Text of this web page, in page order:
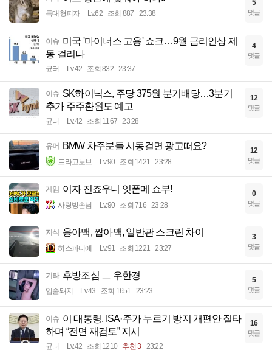
특대형피자 Lv.62 조회 887 23:38
5
댓글
이슈 미국 '마이너스 고용' 쇼크…9월 금리인상 제
동 걸리나
균터 Lv.42 조회 832 23:37
4
댓글
이슈 SK하이닉스, 주당 375원 분기배당…3분기
추가 주주환원도 예고
균터 Lv.42 조회 1167 23:28
12
댓글
유머 BMW 차주분들 시동걸면 광고떠요?
드라고노브 Lv.90 조회 1421 23:28
12
댓글
게임 이자 진죠우니 잇폰메 쇼부!
사랑방손님 Lv.90 조회 716 23:28
0
댓글
지식 용아맥, 짭아맥, 일반관 스크린 차이
히스파니에 Lv.91 조회 1221 23:27
3
댓글
기타 후방조심 ㅡ 우한경
입술돼지 Lv.43 조회 1651 23:23
5
댓글
이슈 이 대통령, ISA·주가 누르기 방지 개편안 질타
하며 “전면 재검토” 지시
균터 Lv.42 조회 1210 추천 3 23:22
16
댓글